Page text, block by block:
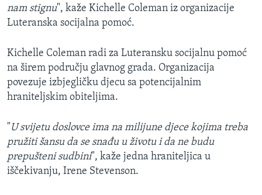
nam stignu", kaže Kichelle Coleman iz organizacije
Luteranska socijalna pomoć.
Kichelle Coleman radi za Luteransku socijalnu pomoć
na širem području glavnog grada. Organizacija
povezuje izbjegličku djecu sa potencijalnim
hraniteljskim obiteljima.
"U svijetu doslovce ima na milijune djece kojima treba
pružiti šansu da se snađu u životu i da ne budu
prepušteni sudbini", kaže jedna hraniteljica u
iščekivanju, Irene Stevenson.